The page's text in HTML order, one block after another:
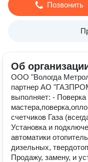
Позвонить
Об
ООО "Вологда
партнер АО
выполняет: - Поверка
счетчиков Газа
Установка и
автоматики
дизельных,
Продажу, замену, и